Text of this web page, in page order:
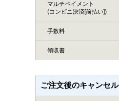
マルチペイメント
(コンビニ決済[前払い])
手数料
領収書
ご注文後のキャンセル